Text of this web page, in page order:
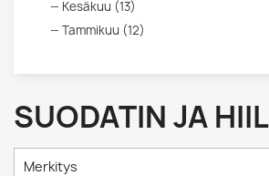
Kesäkuu (13)
Tammikuu (12)
SUODATIN JA
Merkitys